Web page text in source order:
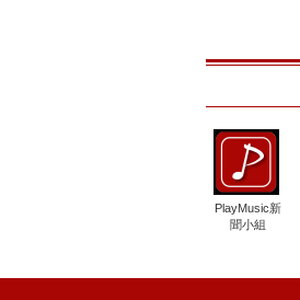
PlayMusic新
聞小組